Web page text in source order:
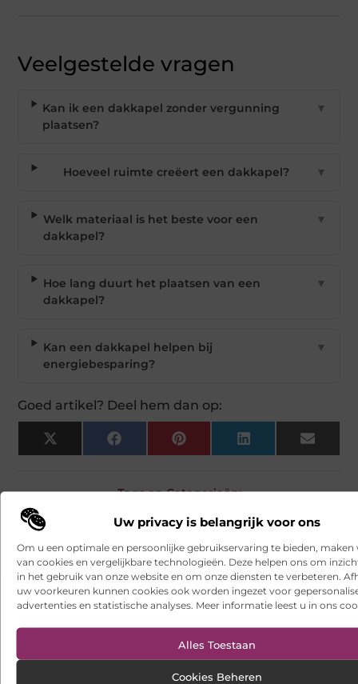
Uw privacy is belangrijk voor ons
Om u een optimale en persoonlijke gebruikservaring te bieden, maken
van cookies en vergelijkbare technologieën. Deze helpen ons om
in het gebruik van onze website en om onze diensten te verbeteren.
uw voorkeuren kunnen cookies ook worden ingezet voor
advertenties en statistische analyses. Meer informatie leest u in ons
Alles Toestaan
Cookies Beheren
Veelgestelde vragen
Kan ik een dakkapel zonder vergunning
plaatsen?
▼
Hoeveel ruimte creëert een dakkapel? ▼
Welk materiaal is het beste voor een
dakkapel?
▼
Hoe lang duurt het plaatsen van een
dakkapel?
▼
Kan een dakkapel helpen bij
energiebesparing?
▼
Goed artikel? Deel hem dan op:
X
(Twitter)
Facebook Pinterest LinkedIn Email
Tags en Categorieën:
Aanbiedingen
DEEL DIT:
Begin vandaag nog
met bloggen op
Stuur ons een bericht
Registreer hier